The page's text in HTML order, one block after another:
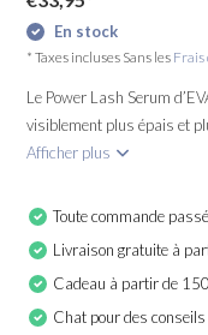
En stock
* Taxes incluses Sans les Frais
Le Power Lash Serum
visiblement plus épais et
Afficher plus
Toute commande
Livraison gratuite à
Cadeau à partir de
Chat pour des